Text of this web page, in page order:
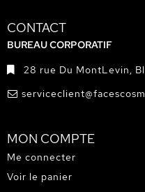
CONTACT
BUREAU CORPORATIF
28 rue Du MontLevin,
MON COMPTE
Me connecter
Voir le panier